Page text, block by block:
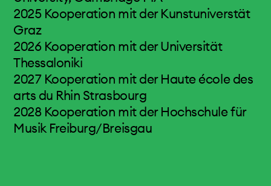
events & news
electronic studio
projects & more
media centre
2025 Kooperation mit der Kunstuniverstät
Graz
2026 Kooperation mit der Universität
Thessaloniki
2027 Kooperation mit der Haute école des
arts du Rhin Strasbourg
2028 Kooperation mit der Hochschule für
Musik Freiburg/Breisgau